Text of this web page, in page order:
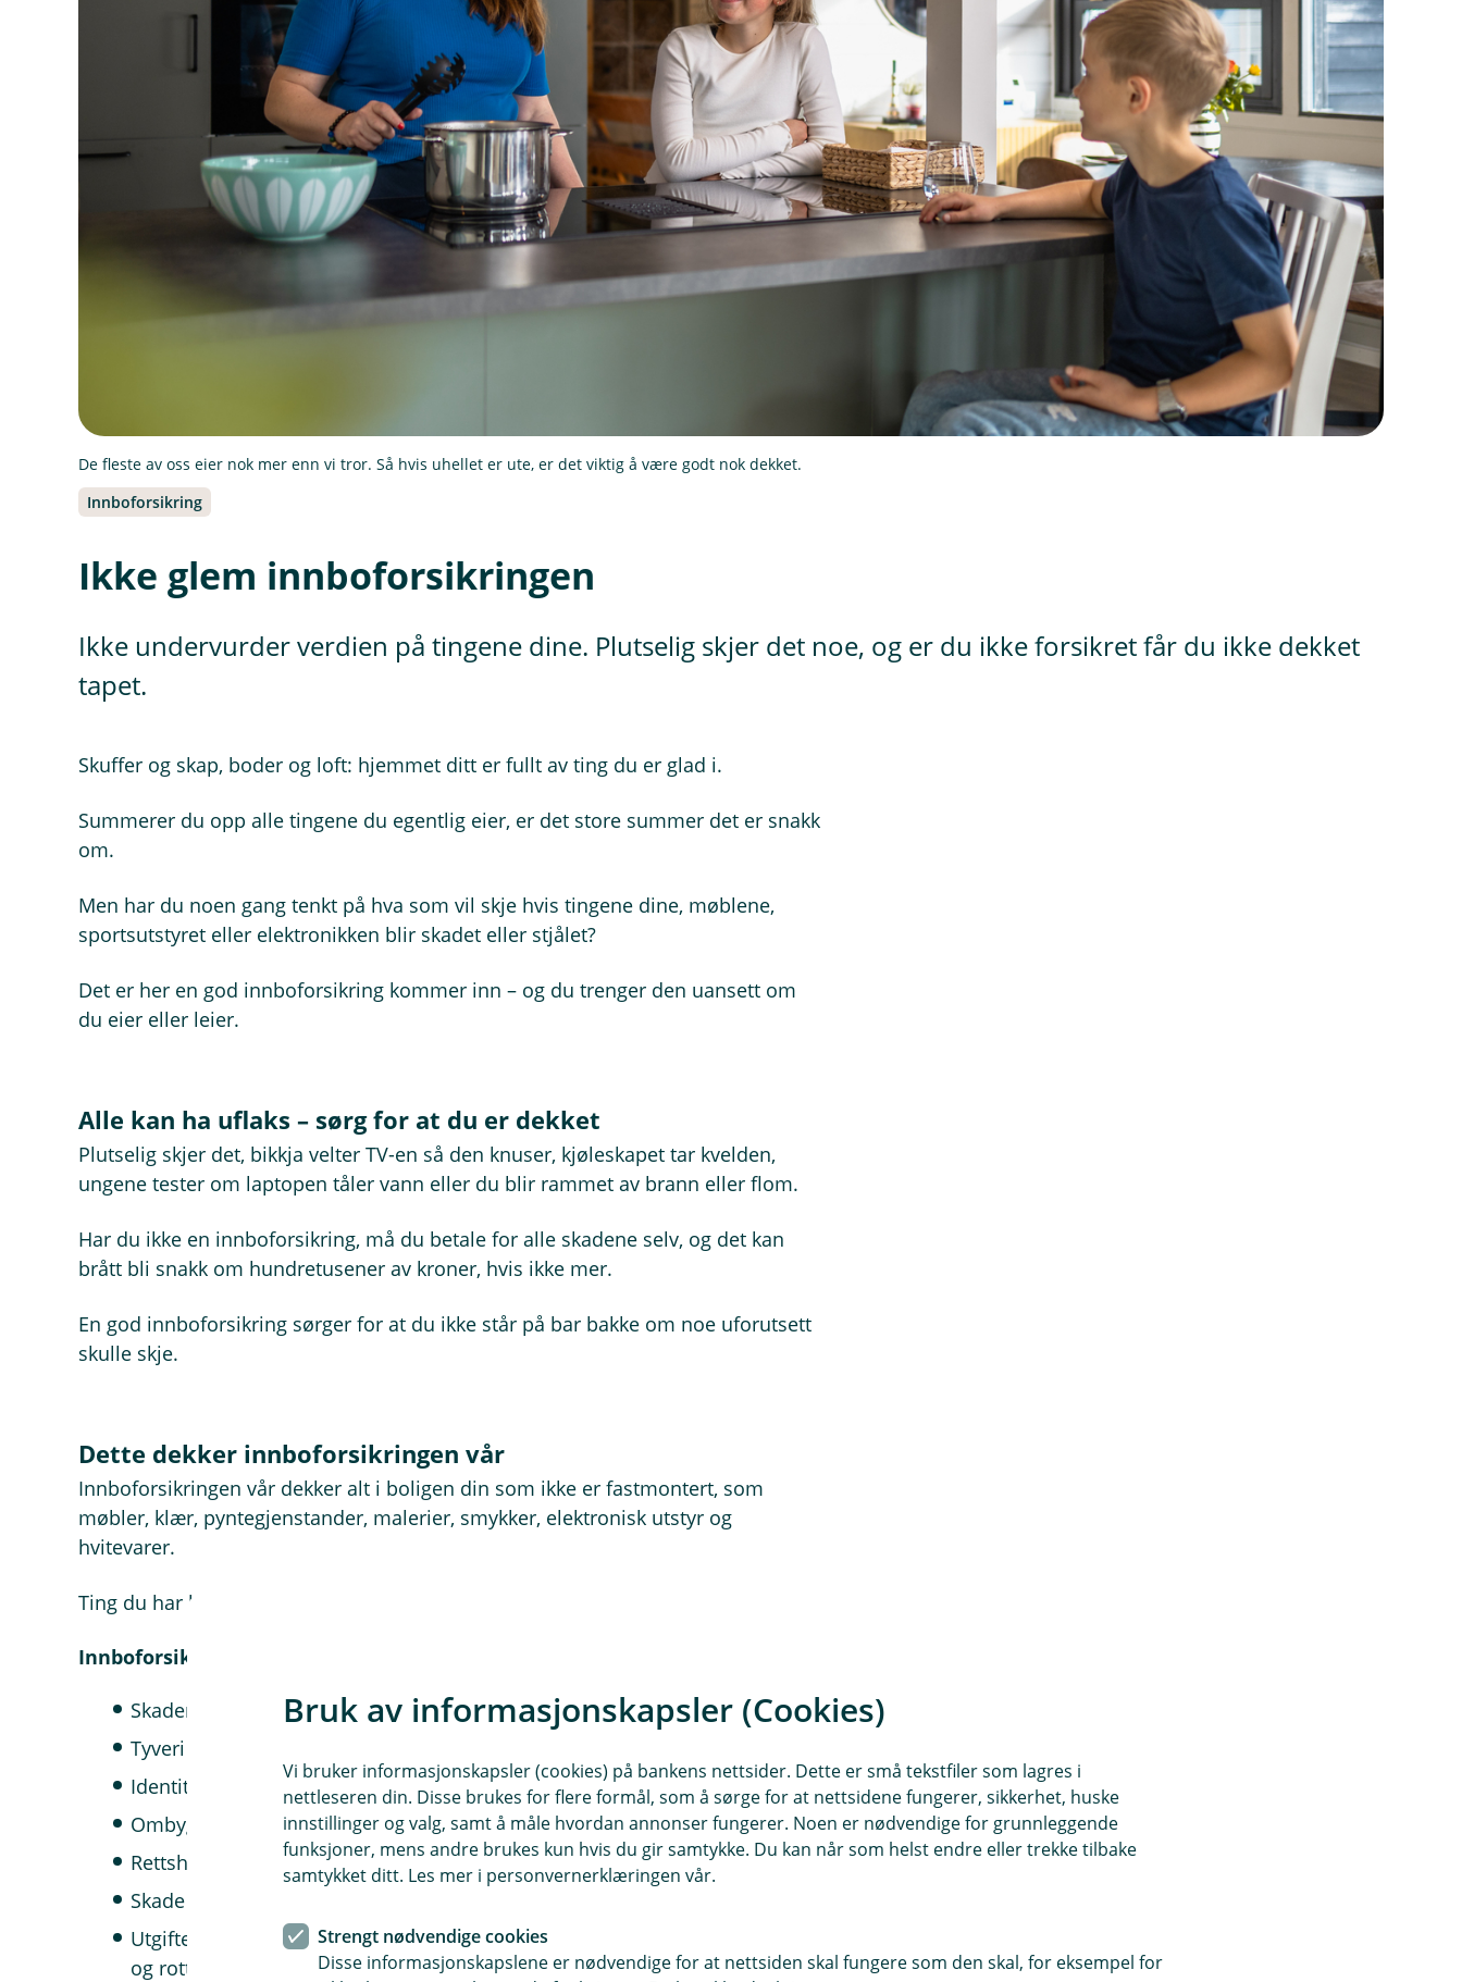
De fleste av oss eier nok mer enn vi tror. Så hvis uhellet er ute, er det viktig å være godt nok dekket.
Innboforsikring
Ikke glem innboforsikringen
Ikke undervurder verdien på tingene dine. Plutselig skjer det noe, og er du ikke forsikret får du ikke dekket
tapet.
Skuffer og skap, boder og loft: hjemmet ditt er fullt av ting du er glad i.
Summerer du opp alle tingene du egentlig eier, er det store summer det er snakk
om.
Men har du noen gang tenkt på hva som vil skje hvis tingene dine, møblene,
sportsutstyret eller elektronikken blir skadet eller stjålet?
Det er her en god innboforsikring kommer inn – og du trenger den uansett om
du eier eller leier.
Alle kan ha uflaks – sørg for at du er dekket
Plutselig skjer det, bikkja velter TV-en så den knuser, kjøleskapet tar kvelden,
ungene tester om laptopen tåler vann eller du blir rammet av brann eller flom.
Har du ikke en innboforsikring, må du betale for alle skadene selv, og det kan
brått bli snakk om hundretusener av kroner, hvis ikke mer.
En god innboforsikring sørger for at du ikke står på bar bakke om noe uforutsett
skulle skje.
Dette dekker innboforsikringen vår
Innboforsikringen vår dekker alt i boligen din som ikke er fastmontert, som
møbler, klær, pyntegjenstander, malerier, smykker, elektronisk utstyr og
hvitevarer.
Ting du har lagret på loftet, i boden eller kjelleren teller også.
Innboforsikringen vår dekker blant annet:
Skader på tingene dine ved vann- eller brannskader eller tyveri.
Tyveri fra utearealet på forsikringsstedet
Identitetstyveri
Ombygging av bolig på grunn av ulykke eller handicap
Rettshjelp hvis du havner i en rettslig tvist
Skade på matvarer og luktskader på fryser og kjøleskap
Utgifter til å bekjempe hussopp og skader forårsaket av skadeinsekter, mus
og rotter
Bruk av informasjonskapsler (Cookies)
Vi bruker informasjonskapsler (cookies) på bankens nettsider. Dette er små tekstfiler som lagres i
nettleseren din. Disse brukes for flere formål, som å sørge for at nettsidene fungerer, sikkerhet, huske
innstillinger og valg, samt å måle hvordan annonser fungerer. Noen er nødvendige for grunnleggende
funksjoner, mens andre brukes kun hvis du gir samtykke. Du kan når som helst endre eller trekke tilbake
samtykket ditt. Les mer i personvernerklæringen vår.
Strengt nødvendige cookies
Disse informasjonskapslene er nødvendige for at nettsiden skal fungere som den skal, for eksempel for